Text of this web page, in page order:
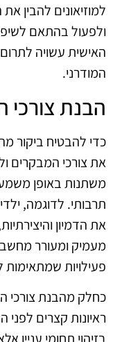
למוזיאונים להבין
ולפעול בהתאם
האישית עשויה
המודרני.
הבנת צורכי
כדי להבטיח ביקור
את צורכי המבקרים
משתנות באופן
תרבותי. לדוגמה,
את הדמיון
מעמיק ומעורר
פעילויות
כחלק מהבנת צורכי
ראיונות קצרים לפני